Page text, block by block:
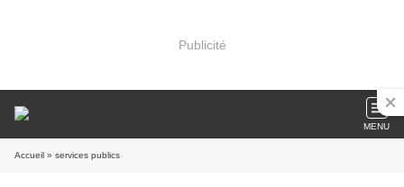
Publicité
MENU
Accueil » services publics